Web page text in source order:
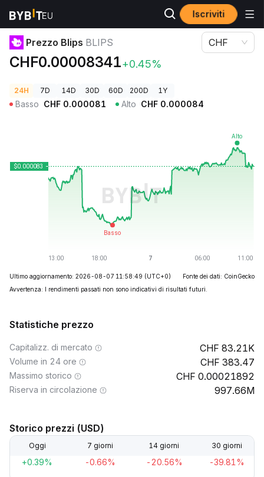
Iscriviti
Prezzi Crypto
Prezzo Blips BLIPS
CHF0.00008341+0.45%
CHF
24H 7D 14D 30D 60D 200D 1Y
Basso CHF 0.000081 Alto CHF 0.000084
Ultimo aggiornamento: 2026-08-07 11:58:49 (UTC+0)
Fonte dei dati: CoinGecko
Avvertenza: I rendimenti passati non sono indicativi di risultati futuri.
Statistiche prezzo
Capitalizz. di mercato 83.21K
Volume in 24 ore 383.47
Massimo storico 0.00021892
Riserva in circolazione 997.66M
Storico prezzi (USD)
Oggi 7 giorni 14 giorni 30 giorni
+0.39% -0.66% -20.56% -39.81%